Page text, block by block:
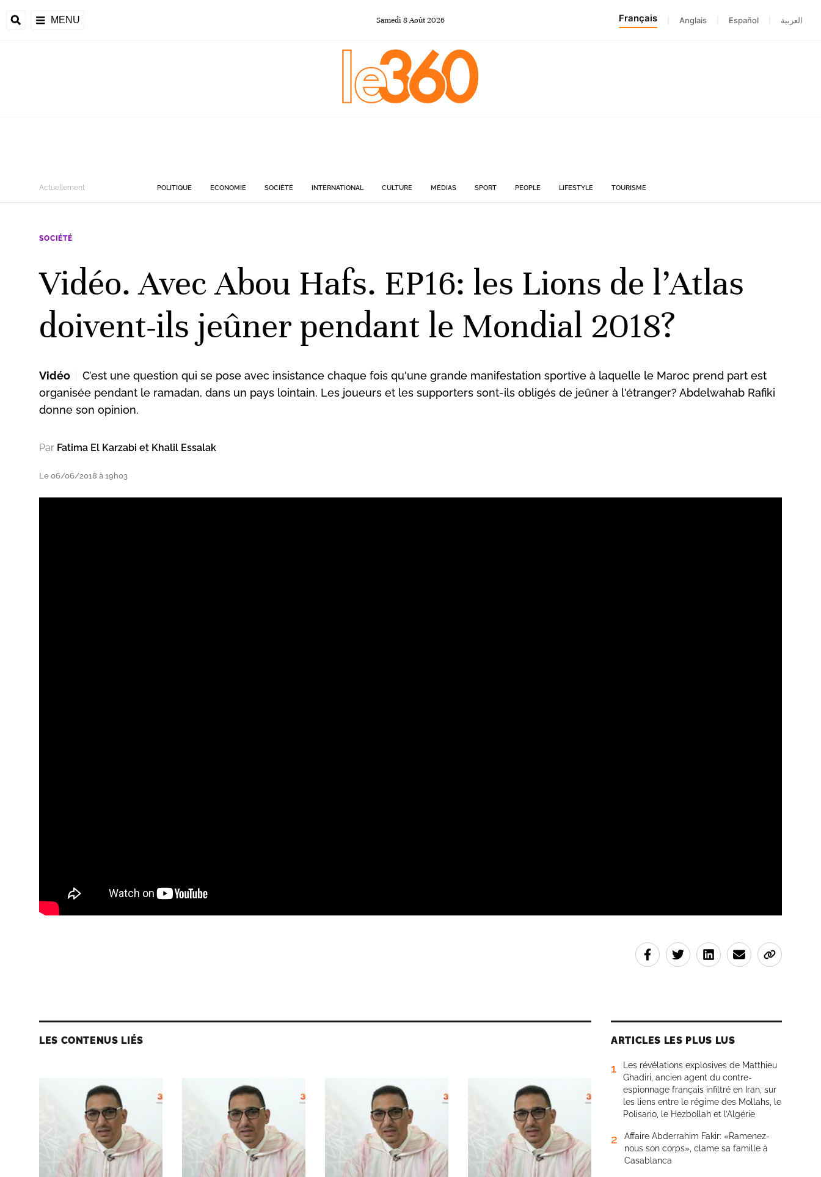
MENU Samedi 8Août2026 Français Anglais Español العربية
Actuellement POLITIQUE ECONOMIE SOCIÉTÉ INTERNATIONAL CULTURE MÉDIAS SPORT PEOPLE LIFESTYLE TOURISME
SOCIÉTÉ
Vidéo. Avec Abou Hafs. EP16: les Lions de l’Atlas
doivent-ils jeûner pendant le Mondial 2018?
Vidéo
C’est une question qui se pose avec insistance chaque fois qu'une grande manifestation sportive à laquelle le Maroc prend part est
organisée pendant le ramadan, dans un pays lointain. Les joueurs et les supporters sont-ils obligés de jeûner à l'étranger? Abdelwahab Rafiki
donne son opinion.
Par Fatima El Karzabi et Khalil Essalak
Le 06/06/2018 à 19h03
LES CONTENUS LIÉS ARTICLES LES PLUS LUS
1
Les révélations explosives de Matthieu
Ghadiri, ancien agent du contre-
espionnage français infiltré en Iran, sur
les liens entre le régime des Mollahs, le
Polisario, le Hezbollah et l’Algérie
2
Affaire Abderrahim Fakir: «Ramenez-
nous son corps», clame sa famille à
Casablanca